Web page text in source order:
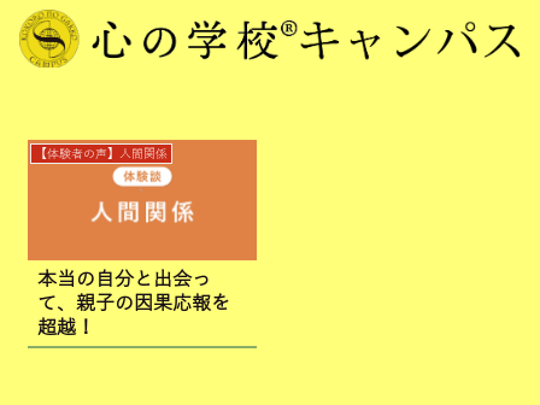
【体験者の声】人間関係
本当の自分と出会っ
て、親子の因果応報を
超越！